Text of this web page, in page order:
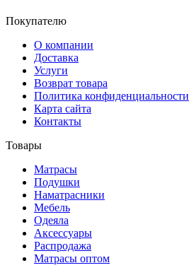
Покупателю
О компании
Доставка
Услуги
Возврат товара
Политика конфиденциальности
Карта сайта
Контакты
Товары
Матрасы
Подушки
Наматрасники
Мебель
Одеяла
Аксессуары
Распродажа
Матрасы оптом